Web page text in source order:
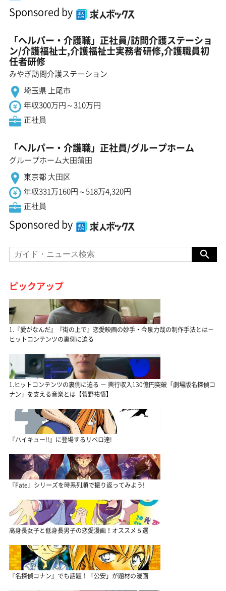
Sponsored by
「ヘルパー・介護職」正社員/訪問介護ステーショ
ン/介護福祉士,介護福祉士実務者研修,介護職員初
任者研修
みやぎ訪問介護ステーション
埼玉県 上尾市
年収300万円～310万円
正社員
「ヘルパー・介護職」正社員/グループホーム
グループホーム大田蒲田
東京都 大田区
年収331万160円～518万4,320円
正社員
Sponsored by
ピックアップ
1.『愛がなんだ』『街の上で』恋愛映画の妙手・今泉力哉の制作手法とは－
ヒットコンテンツの裏側に迫る
1.ヒットコンテンツの裏側に迫る － 興行収入130億円突破「劇場版名探偵コ
ナン」を支える音楽とは【菅野祐悟】
『ハイキュー!!』に登場するリベロ達!
『Fate』シリーズを時系列順で振り返ってみよう!
高身長女子と低身長男子の恋愛漫画！オススメ５選
『名探偵コナン』でも話題！「公安」が題材の漫画